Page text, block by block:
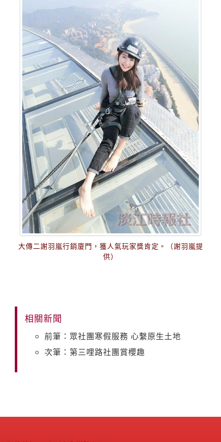
大傳二謝羽嵐行銷廈門，獲人氣玩家獎肯定。（謝羽嵐提
供）
相關新聞
前筆：眾社團寒假服務 心繫原生土地
次筆：第三哩路社團賞櫻趣